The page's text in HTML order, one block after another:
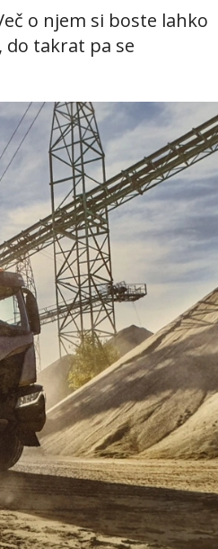
o njem si boste lahko
takrat pa se